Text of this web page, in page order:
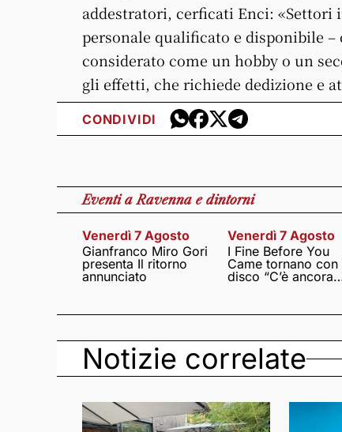
addestratori, cerficati Enci: «Settori
personale qualificato e disponibile
considerato come un hobby o un
gli effetti, che richiede dedizione e
CONDIVIDI
Eventia Ravenna e dintorni
Venerdì 7 Agosto
Gianfranco Miro Gori
presenta Il ritorno
annunciato
Venerdì 7 Agosto
I Fine Before You
Came tornano con
disco “C’è ancora
Notizie correlate